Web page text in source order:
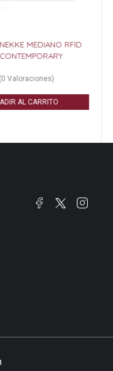
MEDIANO RFID
(0 Valoraciones)
AL CARRITO